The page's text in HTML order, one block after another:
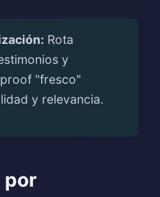
Rota
y
"fresco"
y relevancia.
por